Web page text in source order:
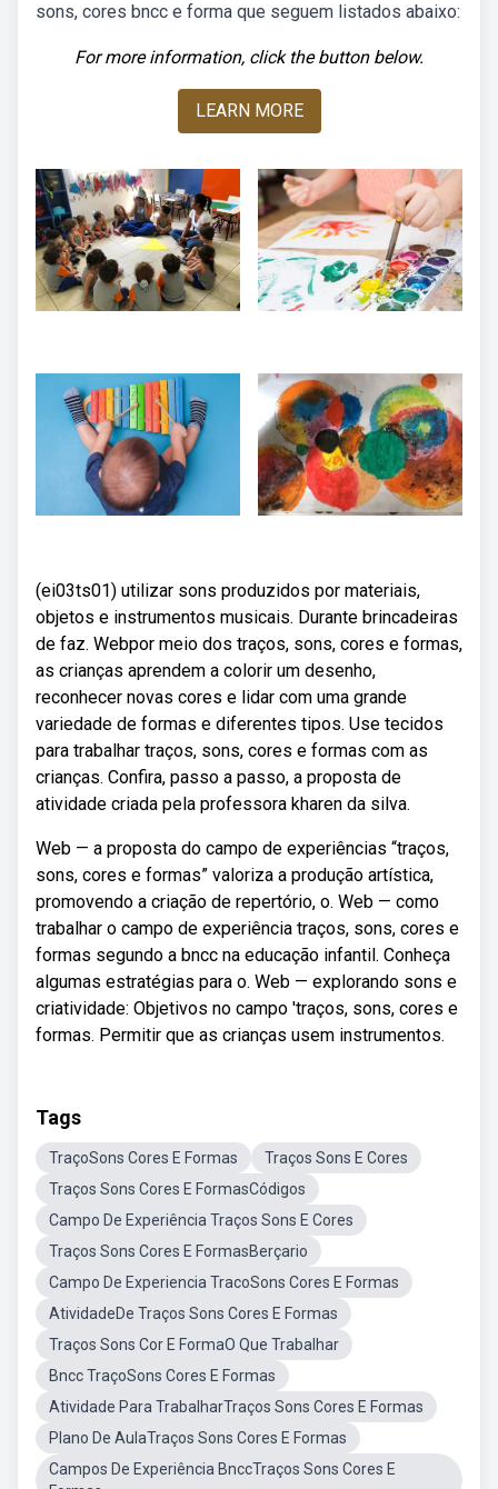
sons, cores bncc e forma que seguem listados abaixo:
For more information, click the button below.
LEARN MORE
(ei03ts01) utilizar sons produzidos por materiais,
objetos e instrumentos musicais. Durante brincadeiras
de faz. Webpor meio dos traços, sons, cores e formas,
as crianças aprendem a colorir um desenho,
reconhecer novas cores e lidar com uma grande
variedade de formas e diferentes tipos. Use tecidos
para trabalhar traços, sons, cores e formas com as
crianças. Confira, passo a passo, a proposta de
atividade criada pela professora kharen da silva.
Web — a proposta do campo de experiências “traços,
sons, cores e formas” valoriza a produção artística,
promovendo a criação de repertório, o. Web — como
trabalhar o campo de experiência traços, sons, cores e
formas segundo a bncc na educação infantil. Conheça
algumas estratégias para o. Web — explorando sons e
criatividade: Objetivos no campo 'traços, sons, cores e
formas. Permitir que as crianças usem instrumentos.
Tags
TraçoSons Cores E Formas
Traços Sons E Cores
Traços Sons Cores E FormasCódigos
Campo De Experiência Traços Sons E Cores
Traços Sons Cores E FormasBerçario
Campo De Experiencia TracoSons Cores E Formas
AtividadeDe Traços Sons Cores E Formas
Traços Sons Cor E FormaO Que Trabalhar
Bncc TraçoSons Cores E Formas
Atividade Para TrabalharTraços Sons Cores E Formas
Plano De AulaTraços Sons Cores E Formas
Campos De Experiência BnccTraços Sons Cores E